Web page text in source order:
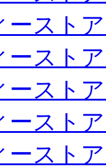
ースト
ースト
ースト
ースト
ースト